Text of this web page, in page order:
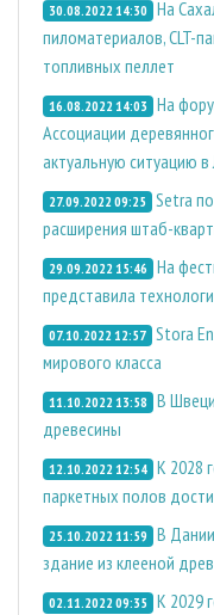
30.08.2022 14:30 На
пиломатериалов, CLT-
топливных пеллет
16.08.2022 14:03 На
Ассоциации
актуальную ситуацию
27.09.2022 09:25 Setra
расширения штаб-
29.09.2022 15:46 На
представила
07.10.2022 12:57 Stora
мирового класса
11.10.2022 13:58 В
древесины
12.10.2022 12:54 К 2028
паркетных полов
25.10.2022 11:59 В
здание из клееной
02.11.2022 09:35 К 2029